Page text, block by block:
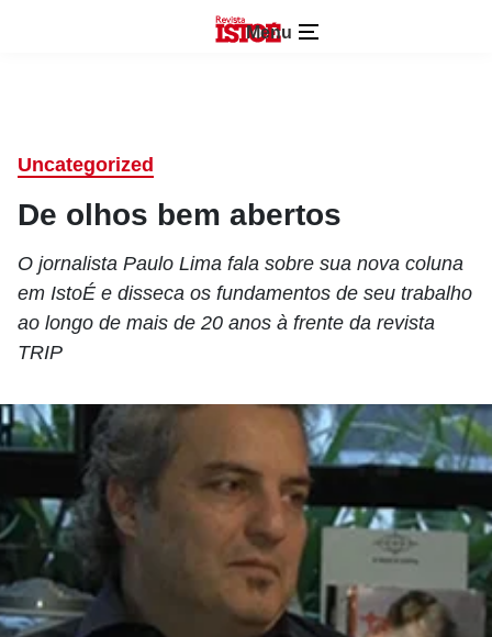
Menu
Uncategorized
De olhos bem abertos
O jornalista Paulo Lima fala sobre sua nova coluna
em IstoÉ e disseca os fundamentos de seu trabalho
ao longo de mais de 20 anos à frente da revista
TRIP